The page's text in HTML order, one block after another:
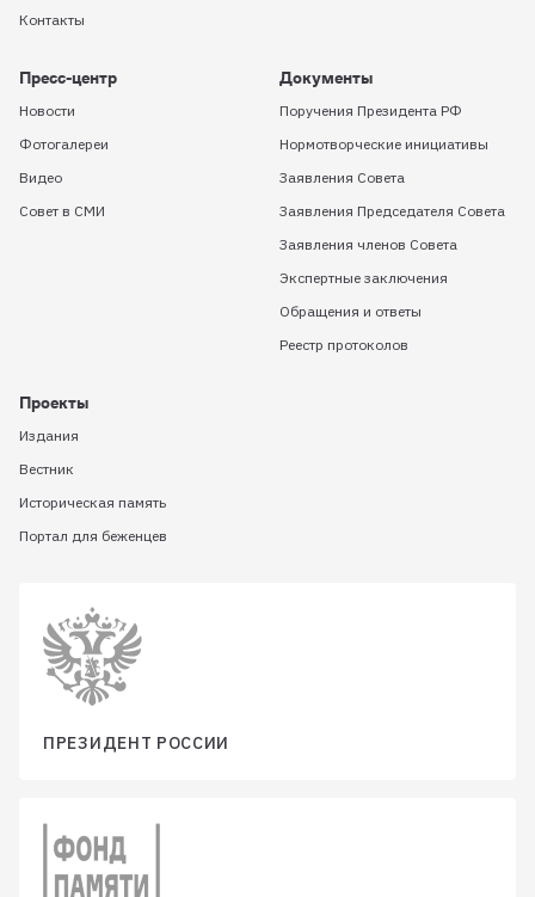
Контакты
Пресс-центр
Новости
Фотогалереи
Видео
Совет в СМИ
Документы
Поручения Президента РФ
Нормотворческие инициативы
Заявления Совета
Заявления Председателя Совета
Заявления членов Совета
Экспертные заключения
Обращения и ответы
Реестр протоколов
Проекты
Издания
Вестник
Историческая память
Портал для беженцев
ПРЕЗИДЕНТ РОССИИ